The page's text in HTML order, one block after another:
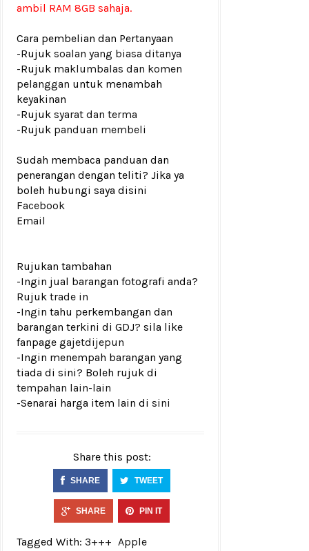
ambil RAM 8GB sahaja.
Cara pembelian dan Pertanyaan
-Rujuk soalan yang biasa ditanya
-Rujuk maklumbalas dan komen
pelanggan untuk menambah
keyakinan
-Rujuk syarat dan terma
-Rujuk panduan membeli
Sudah membaca panduan dan
penerangan dengan teliti? Jika ya
boleh hubungi saya disini
Facebook
Email
Rujukan tambahan
-Ingin jual barangan fotografi anda?
Rujuk trade in
-Ingin tahu perkembangan dan
barangan terkini di GDJ? sila like
fanpage gajetdijepun
-Ingin menempah barangan yang
tiada di sini? Boleh rujuk di
tempahan lain-lain
-Senarai harga item lain di sini
Share this post:
SHARE TWEET
SHARE PIN IT
Tagged With: 3+++ Apple